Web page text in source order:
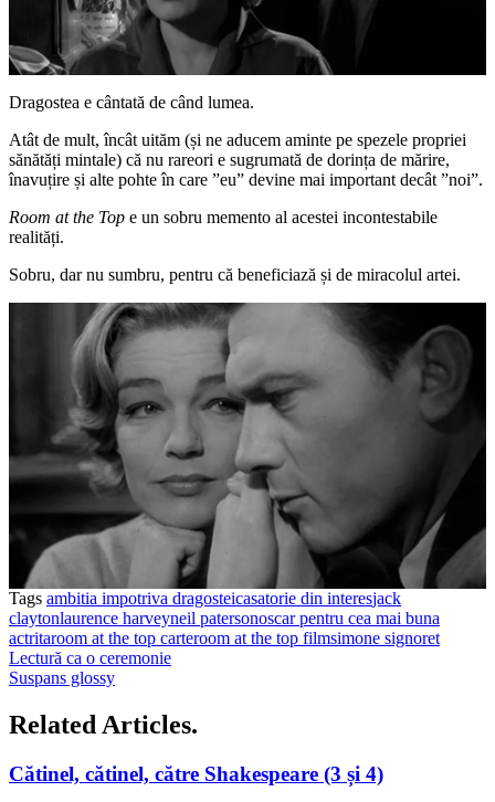
Dragostea e cântată de când lumea.
Atât de mult, încât uităm (și ne aducem aminte pe spezele propriei
sănătăți mintale) că nu rareori e sugrumată de dorința de mărire,
înavuțire și alte pohte în care ”eu” devine mai important decât ”noi”.
Room at the Top e un sobru memento al acestei incontestabile
realități.
Sobru, dar nu sumbru, pentru că beneficiază și de miracolul artei.
Tags ambitia impotriva dragosteicasatorie din interesjack
claytonlaurence harveyneil patersonoscar pentru cea mai buna
actritaroom at the top carteroom at the top filmsimone signoret
Lectură ca o ceremonie
Suspans glossy
Related Articles.
Cătinel, cătinel, către Shakespeare (3 și 4)